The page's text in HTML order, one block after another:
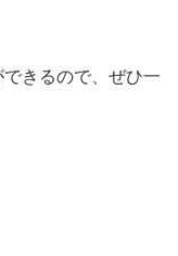
きるので、ぜひ一